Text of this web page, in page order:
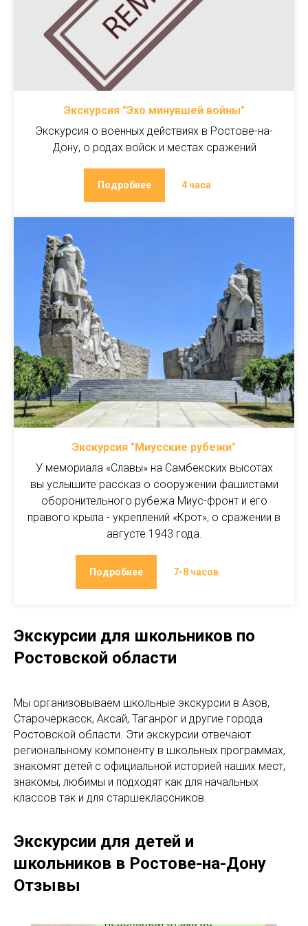
Экскурсия "Эхо минувшей войны"
Экскурсия о военных действиях в Ростове-на-
Дону, о родах войск и местах сражений
Подробнее 4 часа
Экскурсия "Миусские рубежи"
У мемориала «Славы» на Самбекских высотах
вы услышите рассказ о сооружении фашистами
оборонительного рубежа Миус-фронт и его
правого крыла - укреплений «Крот», о сражении в
августе 1943 года.
Подробнее 7-8 часов
Экскурсии для школьников по
Ростовской области
Мы организовываем школьные экскурсии в Азов,
Старочеркасск, Аксай, Таганрог и другие города
Ростовской области. Эти экскурсии отвечают
региональному компоненту в школьных программах,
знакомят детей с официальной историей наших мест,
знакомы, любимы и подходят как для начальных
классов так и для старшеклассников.
Экскурсии для детей и
школьников в Ростове-на-Дону
Отзывы